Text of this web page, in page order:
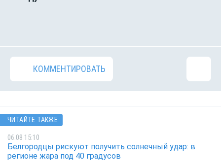
КОММЕНТИРОВАТЬ
ЧИТАЙТЕ ТАКЖЕ
06.08 15:10
Белгородцы рискуют получить солнечный удар: в
регионе жара под 40 градусов